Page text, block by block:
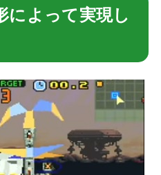
によって実現し